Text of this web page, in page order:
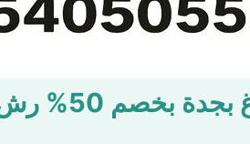
شركة مكافحة